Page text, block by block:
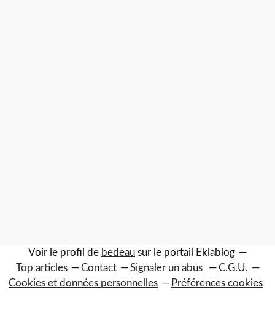
Voir le profil de bedeau sur le portail Eklablog
Top articles
Contact Signaler un abus
C.G.U.
Cookies et données personnelles
Préférences cookies